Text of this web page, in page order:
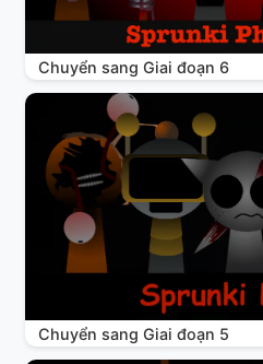
Chuyển sang Giai đoạn 6
Chuyển sang Giai đoạn 5